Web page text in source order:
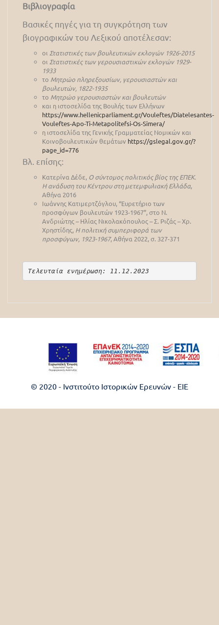
Βιβλιογραφία
Βασικές πηγές για τη συγκρότηση των
βιογραφικών του Λεξικού αποτέλεσαν:
οι Στατιστικές των βουλευτικών εκλογών 1926-2015
οι Στατιστικές των γερουσιαστικών εκλογών 1929-
1933
το Μητρώο πληρεξουσίων, γερουσιαστών και
βουλευτών, 1822-1935
το Μητρώο γερουσιαστών και βουλευτών
και η ιστοσελίδα της Βουλής των Ελλήνων
https://www.hellenicparliament.gr/Vouleftes/Diatelesantes-
Vouleftes-Apo-Ti-Metapolitefsi-Os-Simera/
η ιστοσελίδα της Γενικής Γραμματείας Νομικών και
Κοινοβουλευτικών θεμάτων https://gslegal.gov.gr/?
page_id=776
Βλ. επίσης:
Κατερίνα Δέδε, Ο σύντομος πολιτικός βίος της ΕΠΕΚ.
Η ανάδυση του Κέντρου στη μετεμφυλιακή Ελλάδα,
Αθήνα 2016
Ιωάννης Κατιμερτζόγλου, “Ευρετήριο των
προσφύγων βουλευτών 1923-1967”, στο Ν.
Ανδριώτης – Ηλίας Νικολακόπουλος – Σ. Ριζάς – Χρ.
Χρηστίδης, Η πολιτική συμπεριφορά των
προσφύγων, 1923-1967, Αθήνα 2022, σ. 327-371
Τελευταία ενημέρωση: 11.12.2023
© 2020 - Ινστιτούτο Ιστορικών Ερευνών - EIE